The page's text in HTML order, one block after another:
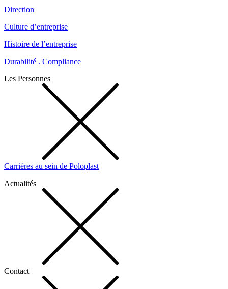
Direction
Culture d’entreprise
Histoire de l’entreprise
Durabilité . Compliance
Les Personnes
Carrières au sein de Poloplast
Actualités
Contact